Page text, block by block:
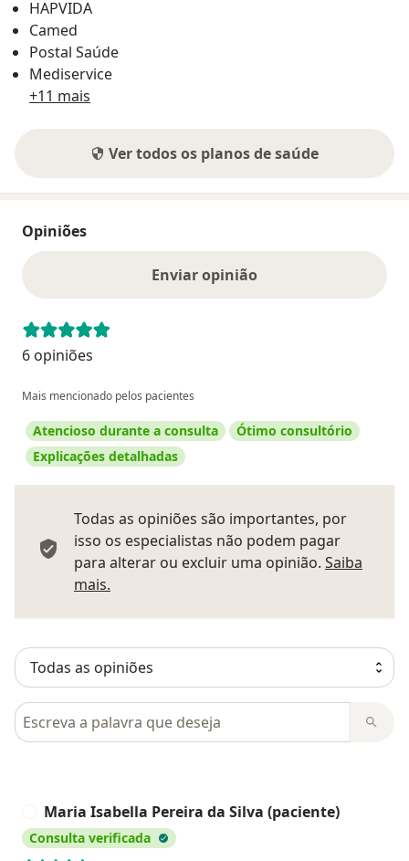
HAPVIDA
Camed
Postal Saúde
Mediservice
+11 mais
Ver todos os planos de saúde
Opiniões
Enviar opinião
6 opiniões
Mais mencionado pelos pacientes
Atencioso durante a consulta
Ótimo consultório
Explicações detalhadas
Todas as opiniões são importantes, por
isso os especialistas não podem pagar
para alterar ou excluir uma opinião. Saiba
mais.
Pesquisar em opiniões
Maria Isabella Pereira da Silva (paciente)
Consulta verificada